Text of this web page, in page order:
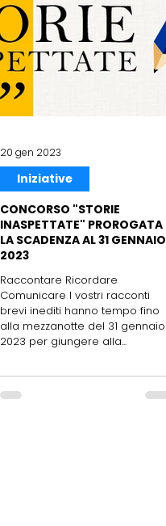
CONCORSO "STORIE
INASPETTATE" PROROGATA
LA SCADENZA AL 31 GENNAIO
2023
Raccontare Ricordare
Comunicare I vostri racconti
brevi inediti hanno tempo fino
alla mezzanotte del 31 gennaio
2023 per giungere alla...
Iniziative
20 gen 2023